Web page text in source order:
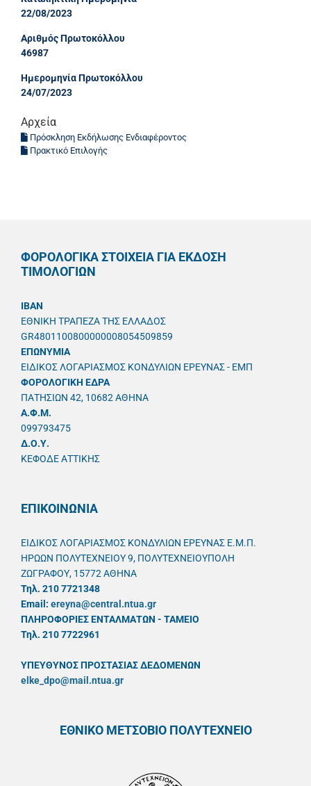
22/08/2023
Αριθμός Πρωτοκόλλου
46987
Ημερομηνία Πρωτοκόλλου
24/07/2023
Αρχεία
Πρόσκληση Εκδήλωσης Ενδιαφέροντος
Πρακτικό Επιλογής
ΦΟΡΟΛΟΓΙΚΑ ΣΤΟΙΧΕΙΑ ΓΙΑ ΕΚΔΟΣΗ
ΤΙΜΟΛΟΓΙΩΝ
IBAN
ΕΘΝΙΚΗ ΤΡΑΠΕΖΑ ΤΗΣ ΕΛΛΑΔΟΣ
GR4801100800000008054509859
ΕΠΩΝΥΜΙΑ
ΕΙΔΙΚΟΣ ΛΟΓΑΡΙΑΣΜΟΣ ΚΟΝΔΥΛΙΩΝ ΕΡΕΥΝΑΣ - ΕΜΠ
ΦΟΡΟΛΟΓΙΚΗ ΕΔΡΑ
ΠΑΤΗΣΙΩΝ 42, 10682 ΑΘΗΝΑ
A.Φ.Μ.
099793475
Δ.Ο.Υ.
ΚΕΦΟΔΕ ΑΤΤΙΚΗΣ
ΕΠΙΚΟΙΝΩΝΙΑ
ΕΙΔΙΚΟΣ ΛΟΓΑΡΙΑΣΜΟΣ ΚΟΝΔΥΛΙΩΝ ΕΡΕΥΝΑΣ Ε.Μ.Π.
ΗΡΩΩΝ ΠΟΛΥΤΕΧΝΕΙΟΥ 9, ΠΟΛΥΤΕΧΝΕΙΟΥΠΟΛΗ
ΖΩΓΡΑΦΟΥ, 15772 ΑΘΗΝΑ
Τηλ. 210 7721348
Email: ereyna@central.ntua.gr
ΠΛΗΡΟΦΟΡΙΕΣ ΕΝΤΑΛΜΑΤΩΝ - ΤΑΜΕΙΟ
Τηλ. 210 7722961
ΥΠΕΥΘYΝΟΣ ΠΡΟΣΤΑΣΙΑΣ ΔΕΔΟΜΕΝΩΝ
elke_dpo@mail.ntua.gr
ΕΘΝΙΚΟ ΜΕΤΣΟΒΙΟ ΠΟΛΥΤΕΧΝΕΙΟ